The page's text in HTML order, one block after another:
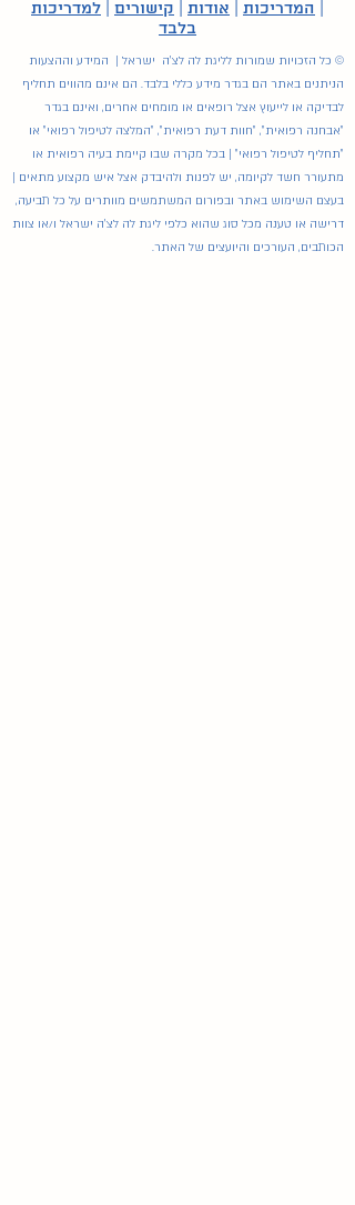
המדריכות אודות קישורים
למדריכות
בלבד
© כל הזכויות שמורות לליגת לה לצ'ה ישראל | המידע וההצעות
הניתנים באתר הם בגדר מידע כללי בלבד. הם אינם מהווים תחליף
לבדיקה או לייעוץ אצל רופאים או מומחים אחרים, ואינם בגדר
"אבחנה רפואית", "חוות דעת רפואית", "המלצה לטיפול רפואי" או
"תחליף לטיפול רפואי" | בכל מקרה שבו קיימת בעיה רפואית או
מתעורר חשד לקיומה, יש לפנות ולהיבדק אצל איש מקצוע מתאים |
בעצם השימוש באתר ובפורום המשתמשים מוותרים על כל תביעה,
דרישה או טענה מכל סוג שהוא כלפי ליגת לה לצ'ה ישראל ו/או צוות
הכותבים, העורכים והיועצים של האתר.